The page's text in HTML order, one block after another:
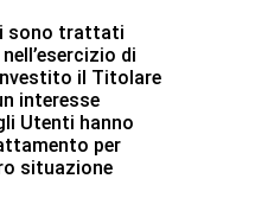
sono trattati
di
il Titolare
interesse
Utenti hanno
per
situazione